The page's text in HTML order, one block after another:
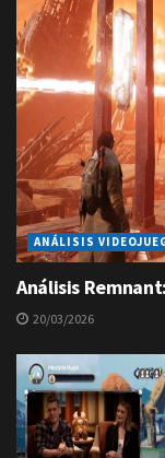
ANÁLISIS
Análisis
20/03/2026